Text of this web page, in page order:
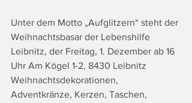
Unter dem Motto „Aufglitzern“ steht der
Weihnachtsbasar der Lebenshilfe
Leibnitz, der Freitag, 1. Dezember ab 16
Uhr Am Kögel 1-2, 8430 Leibnitz
Weihnachtsdekorationen,
Adventkränze, Kerzen, Taschen,